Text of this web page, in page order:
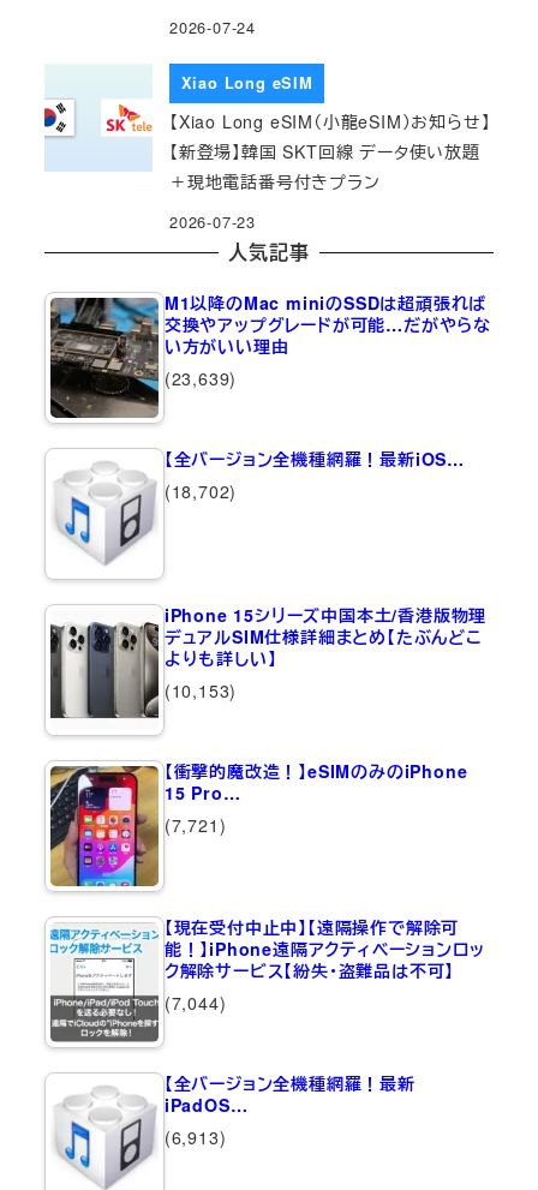
2026-07-24
Xiao Long eSIM
【Xiao Long eSIM（小龍eSIM）お知らせ】
【新登場】韓国 SKT回線 データ使い放題
＋現地電話番号付きプラン
2026-07-23
人気記事
M1以降のMac miniのSSDは超頑張れば
交換やアップグレードが可能…だがやらな
い方がいい理由
(23,639)
【全バージョン全機種網羅！最新iOS…
(18,702)
iPhone 15シリーズ中国本土/香港版物理
デュアルSIM仕様詳細まとめ【たぶんどこ
よりも詳しい】
(10,153)
【衝撃的魔改造！】eSIMのみのiPhone
15 Pro…
(7,721)
【現在受付中止中】【遠隔操作で解除可
能！】iPhone遠隔アクティベーションロッ
ク解除サービス【紛失・盗難品は不可】
(7,044)
【全バージョン全機種網羅！最新
iPadOS…
(6,913)